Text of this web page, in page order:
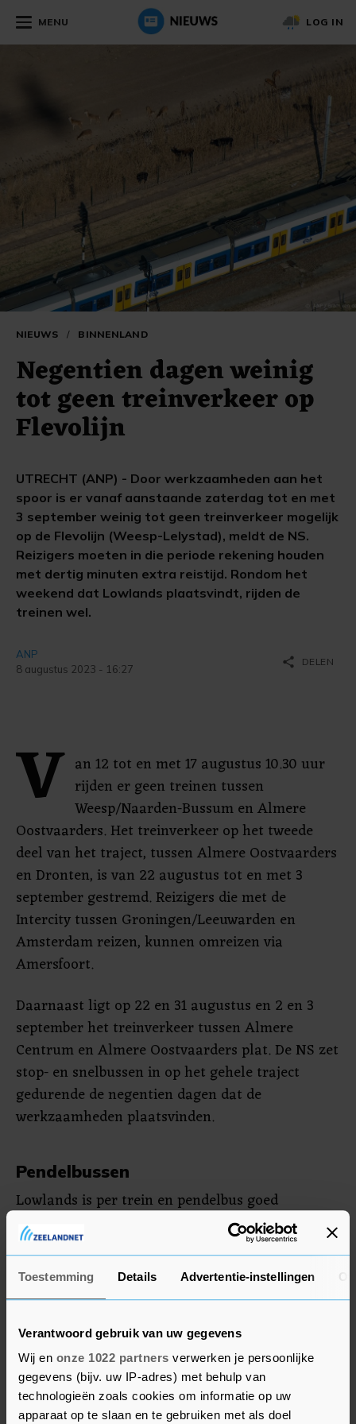
Toestemming Details Advertentie-instellingen
Verantwoord gebruik van uw gegevens
Wij en onze 1022 partners verwerken je persoonlijke
gegevens (bijv. uw IP-adres) met behulp van
technologieën zoals cookies om informatie op uw
apparaat op te slaan en te gebruiken met als doel
MENU LOG IN
NIEUWS / BINNENLAND
Negentien dagen weinig
tot geen treinverkeer op
Flevolijn
UTRECHT (ANP) - Door werkzaamheden aan het
spoor is er vanaf aanstaande zaterdag tot en met
3 september weinig tot geen treinverkeer mogelijk
op de Flevolijn (Weesp-Lelystad), meldt de NS.
Reizigers moeten in die periode rekening houden
met dertig minuten extra reistijd. Rondom het
weekend dat Lowlands plaatsvindt, rijden de
treinen wel.
ANP
8 augustus 2023 - 16:27
share DELEN
V an 12 tot en met 17 augustus 10.30 uur
rijden er geen treinen tussen
Weesp/Naarden-Bussum en Almere
Oostvaarders. Het treinverkeer op het tweede
deel van het traject, tussen Almere Oostvaarders
en Dronten, is van 22 augustus tot en met 3
september gestremd. Reizigers die met de
Intercity tussen Groningen/Leeuwarden en
Amsterdam reizen, kunnen omreizen via
Amersfoort.
Daarnaast ligt op 22 en 31 augustus en 2 en 3
september het treinverkeer tussen Almere
Centrum en Almere Oostvaarders plat. De NS zet
stop- en snelbussen in op het gehele traject
gedurende de negentien dagen dat de
werkzaamheden plaatsvinden.
Pendelbussen
Lowlands is per trein en pendelbus goed
bereikbaar vanaf 17 augustus na 10.30 uur. De
pendelbussen vertrekken vanaf de stations van
Dronten en Lelystad. Festivalgangers uit de
richting Noord-Holland die al vroeger hun tentje
en Sprinter nemen naar Lelystad.
NS adviseert reizigers om voor vertrek hun reis
te plannen in de NS-app of op de website.